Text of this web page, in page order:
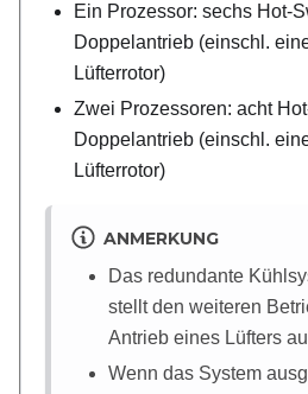
Ein Prozessor: sechs Hot-
Doppelantrieb (einschl.
Lüfterrotor)
Zwei Prozessoren: acht
Doppelantrieb (einschl.
Lüfterrotor)
ANMERKUNG
Das redundante
stellt den weiteren
Antrieb eines Lüfters
Wenn das System